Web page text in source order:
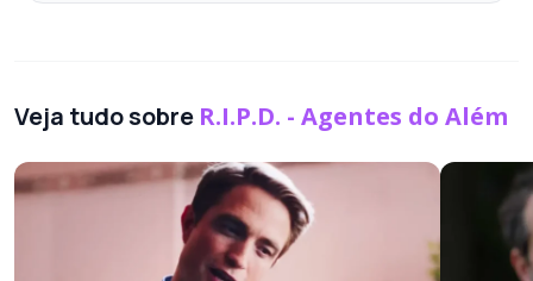
Veja tudo sobre R.I.P.D. - Agentes do Além